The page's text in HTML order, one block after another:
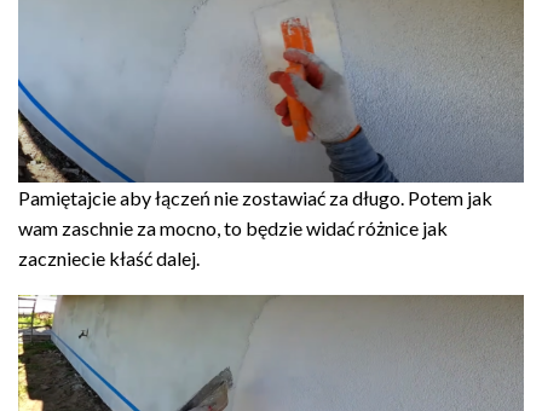
Pamiętajcie aby łączeń nie zostawiać za długo. Potem jak
wam zaschnie za mocno, to będzie widać różnice jak
zaczniecie kłaść dalej.